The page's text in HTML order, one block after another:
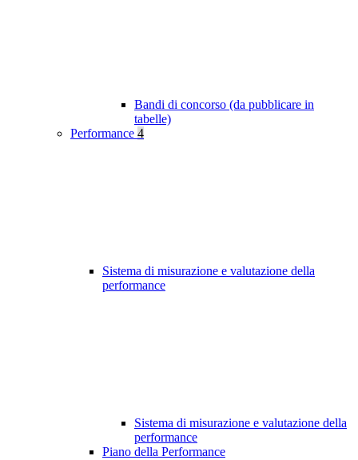
Bandi di concorso (da pubblicare in
tabelle)
Performance 4
Sistema di misurazione e valutazione della
performance
Sistema di misurazione e valutazione della
performance
Piano della Performance